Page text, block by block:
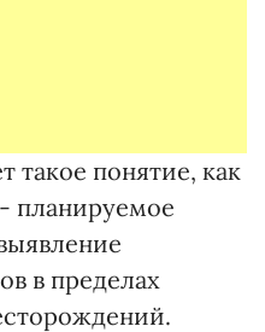
такое понятие, как
планируемое
в пределах